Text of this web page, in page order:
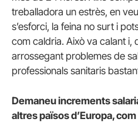
treballadora un estrès, en
s’esforci, la feina no surt i
com caldria. Això va calant i,
arrossegant problemes de
professionals sanitaris
Demaneu increments
altres països d’Europa,